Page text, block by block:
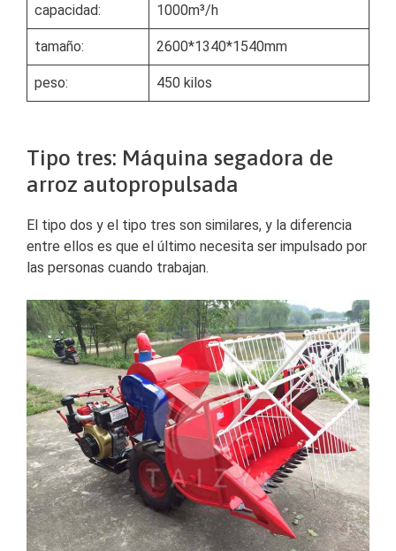
capacidad: 1000m³/h
tamaño: 2600*1340*1540mm
peso: 450 kilos
Tipo tres: Máquina segadora de
arroz autopropulsada
El tipo dos y el tipo tres son similares, y la diferencia
entre ellos es que el último necesita ser impulsado por
las personas cuando trabajan.